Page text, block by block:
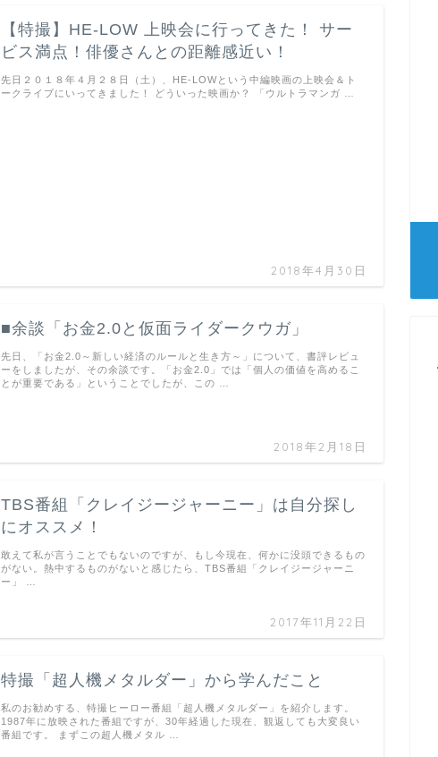
【特撮】HE-LOW 上映会に行ってきた！ サー
ビス満点！俳優さんとの距離感近い！
2018年4月30日
先日２０１８年４月２８日（土）、HE-LOWという中編映画の上映会＆ト
ークライブにいってきました！ どういった映画か？ 「ウルトラマンガ …
■余談「お金2.0と仮面ライダークウガ」
2018年2月18日
先日、「お金2.0～新しい経済のルールと生き方～」について、書評レビュ
ーをしましたが、その余談です。「お金2.0」では「個人の価値を高めるこ
とが重要である」ということでしたが、この …
TBS番組「クレイジージャーニー」は自分探し
にオススメ！
2017年11月22日
敢えて私が言うことでもないのですが、もし今現在、何かに没頭できるもの
がない。熱中するものがないと感じたら、TBS番組「クレイジージャーニ
ー」 …
特撮「超人機メタルダー」から学んだこと
私のお勧めする、特撮ヒーロー番組「超人機メタルダー」を紹介します。
1987年に放映された番組ですが、30年経過した現在、観返しても大変良い
番組です。 まずこの超人機メタル …